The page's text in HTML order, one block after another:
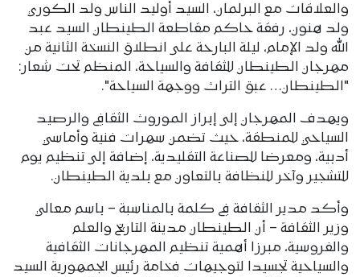
والعلاقات مع البرلمان، السيد أوليد الناس ولد الكوري
ولد هنون، رفقة حاكم مقاطعة الطينطان السيد عبد
الله ولد الإمام، ليلة البارحة على انطلاق النسخة الثانية من
مهرجان الطينطان للثقافة والسياحة، المنظم تحت شعار:
"الطينطان… عبق التراث ووجهة السياحة".
ويهدف المهرجان إلى إبراز الموروث الثقافي والرصيد
السياحي للمنطقة، حيث تضمن سهرات فنية وأماسي
أدبية، ومعرضا للصناعة التقليدية، إضافة إلى تنظيم يوم
للتشجير وآخر للنظافة بالتعاون مع بلدية الطينطان.
وأكد مدير الثقافة في كلمة بالمناسبة – باسم معالي
وزير الثقافة – أن الطينطان مدينة التاريخ والعلم
والفروسية، مبرزا أهمية تنظيم المهرجانات الثقافية
والسياحية تجسيدا لتوجيهات فخامة رئيس الجمهورية السيد